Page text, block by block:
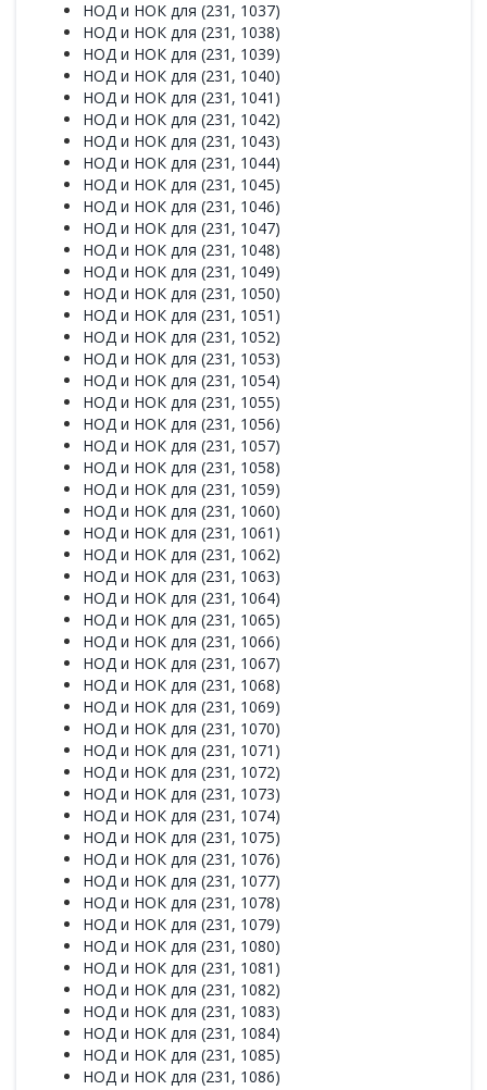
НОД и НОК для (231, 1037)
НОД и НОК для (231, 1038)
НОД и НОК для (231, 1039)
НОД и НОК для (231, 1040)
НОД и НОК для (231, 1041)
НОД и НОК для (231, 1042)
НОД и НОК для (231, 1043)
НОД и НОК для (231, 1044)
НОД и НОК для (231, 1045)
НОД и НОК для (231, 1046)
НОД и НОК для (231, 1047)
НОД и НОК для (231, 1048)
НОД и НОК для (231, 1049)
НОД и НОК для (231, 1050)
НОД и НОК для (231, 1051)
НОД и НОК для (231, 1052)
НОД и НОК для (231, 1053)
НОД и НОК для (231, 1054)
НОД и НОК для (231, 1055)
НОД и НОК для (231, 1056)
НОД и НОК для (231, 1057)
НОД и НОК для (231, 1058)
НОД и НОК для (231, 1059)
НОД и НОК для (231, 1060)
НОД и НОК для (231, 1061)
НОД и НОК для (231, 1062)
НОД и НОК для (231, 1063)
НОД и НОК для (231, 1064)
НОД и НОК для (231, 1065)
НОД и НОК для (231, 1066)
НОД и НОК для (231, 1067)
НОД и НОК для (231, 1068)
НОД и НОК для (231, 1069)
НОД и НОК для (231, 1070)
НОД и НОК для (231, 1071)
НОД и НОК для (231, 1072)
НОД и НОК для (231, 1073)
НОД и НОК для (231, 1074)
НОД и НОК для (231, 1075)
НОД и НОК для (231, 1076)
НОД и НОК для (231, 1077)
НОД и НОК для (231, 1078)
НОД и НОК для (231, 1079)
НОД и НОК для (231, 1080)
НОД и НОК для (231, 1081)
НОД и НОК для (231, 1082)
НОД и НОК для (231, 1083)
НОД и НОК для (231, 1084)
НОД и НОК для (231, 1085)
НОД и НОК для (231, 1086)